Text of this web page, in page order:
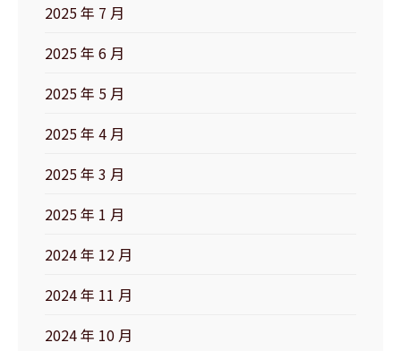
2025 年 7 月
2025 年 6 月
2025 年 5 月
2025 年 4 月
2025 年 3 月
2025 年 1 月
2024 年 12 月
2024 年 11 月
2024 年 10 月